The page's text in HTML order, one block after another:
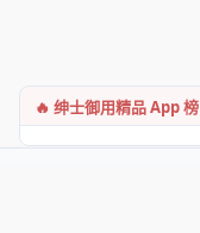
🔥 绅士御用精品 App 榜